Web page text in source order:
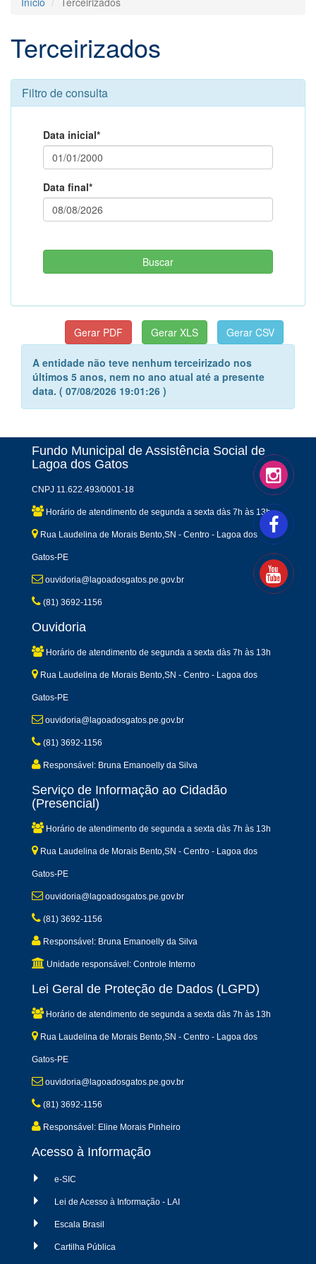
Terceirizados
Filtro de consulta
Data inicial*
Data final*
A entidade não teve nenhum terceirizado nos
últimos 5 anos, nem no ano atual até a presente
data. ( 07/08/2026 19:01:26 )
Fundo Municipal de Assistência Social de
Lagoa dos Gatos
CNPJ 11.622.493/0001-18
Horário de atendimento de segunda a sexta dàs 7h às 13h
Rua Laudelina de Morais Bento,SN - Centro - Lagoa dos
Gatos-PE
ouvidoria@lagoadosgatos.pe.gov.br
(81) 3692-1156
Ouvidoria
Horário de atendimento de segunda a sexta dàs 7h às 13h
Rua Laudelina de Morais Bento,SN - Centro - Lagoa dos
Gatos-PE
ouvidoria@lagoadosgatos.pe.gov.br
(81) 3692-1156
Responsável: Bruna Emanoelly da Silva
Serviço de Informação ao Cidadão
(Presencial)
Horário de atendimento de segunda a sexta dàs 7h às 13h
Rua Laudelina de Morais Bento,SN - Centro - Lagoa dos
Gatos-PE
ouvidoria@lagoadosgatos.pe.gov.br
(81) 3692-1156
Responsável: Bruna Emanoelly da Silva
Unidade responsável: Controle Interno
Lei Geral de Proteção de Dados (LGPD)
Horário de atendimento de segunda a sexta dàs 7h às 13h
Rua Laudelina de Morais Bento,SN - Centro - Lagoa dos
Gatos-PE
ouvidoria@lagoadosgatos.pe.gov.br
(81) 3692-1156
Responsável: Eline Morais Pinheiro
Acesso à Informação
e-SIC
Lei de Acesso à Informação - LAI
Escala Brasil
Cartilha Pública